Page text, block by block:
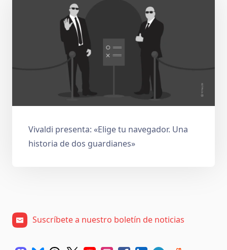
Vivaldi presenta: «Elige tu navegador. Una
historia de dos guardianes»
Suscríbete a nuestro boletín de noticias